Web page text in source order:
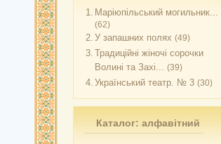
1. Маріюпільський могильник...
(62)
2. У запашних полях (49)
3. Традиційні жіночі сорочки
Волині та Захі... (39)
4. Український театр. № 3 (30)
Каталог: алфавітний